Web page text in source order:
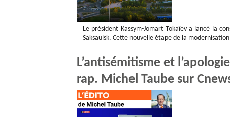
Le président Kassym-Jomart Tokaïev a lancé la
Saksaulsk. Cette nouvelle étape de la
L’antisémitisme et
rap. Michel Taube sur